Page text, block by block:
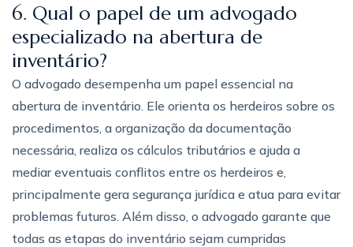
6. Qual o papel de um advogado
especializado na abertura de
inventário?
O advogado desempenha um papel essencial na
abertura de inventário. Ele orienta os herdeiros sobre os
procedimentos, a organização da documentação
necessária, realiza os cálculos tributários e ajuda a
mediar eventuais conflitos entre os herdeiros e,
principalmente gera segurança jurídica e atua para evitar
problemas futuros. Além disso, o advogado garante que
todas as etapas do inventário sejam cumpridas